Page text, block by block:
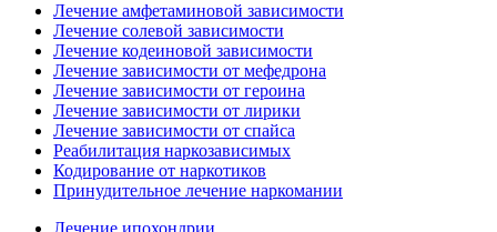
Лечение амфетаминовой зависимости
Лечение солевой зависимости
Лечение кодеиновой зависимости
Лечение зависимости от мефедрона
Лечение зависимости от героина
Лечение зависимости от лирики
Лечение зависимости от спайса
Реабилитация наркозависимых
Кодирование от наркотиков
Принудительное лечение наркомании
Лечение ипохондрии